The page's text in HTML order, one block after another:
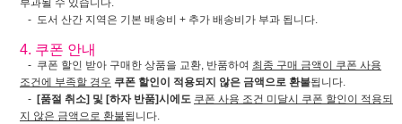
- 도서 산간 지역은 기본 배송비 + 추가 배송비가 부과 됩니다.
4. 쿠폰 안내
- 쿠폰 할인 받아 구매한 상품을 교환, 반품하여 최종 구매 금액이 쿠폰 사용
조건에 부족할 경우 쿠폰 할인이 적용되지 않은 금액으로 환불됩니다.
- [품절 취소] 및 [하자 반품]시에도 쿠폰 사용 조건 미달시 쿠폰 할인이 적용되
지 않은 금액으로 환불됩니다.